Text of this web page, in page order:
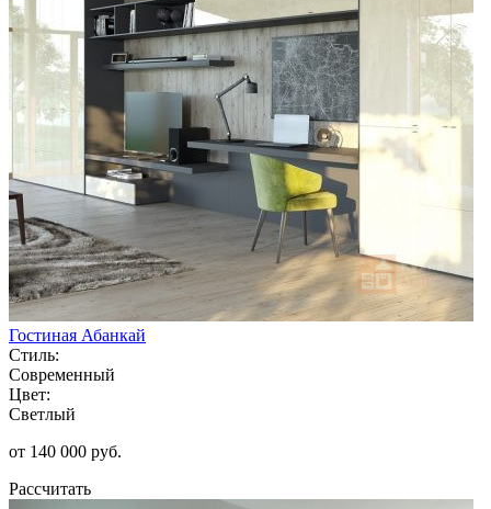
Гостиная Абанкай
Стиль:
Современный
Цвет:
Светлый
от 140 000 руб.
Рассчитать